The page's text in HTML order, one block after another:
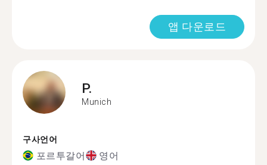
앱 다운로드
P.
Munich
구사언어
포르투갈어 영어